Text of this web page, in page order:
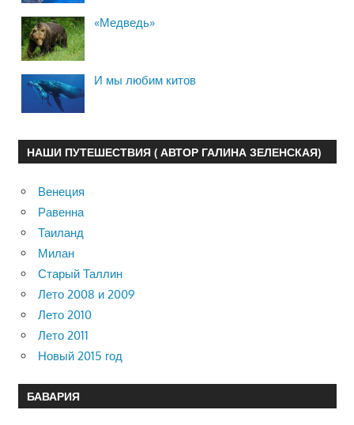
«Медведь»
И мы любим китов
НАШИ ПУТЕШЕСТВИЯ ( АВТОР ГАЛИНА ЗЕЛЕНСКАЯ)
Венеция
Равенна
Таиланд
Милан
Старый Таллин
Лето 2008 и 2009
Лето 2010
Лето 2011
Новый 2015 год
БАВАРИЯ